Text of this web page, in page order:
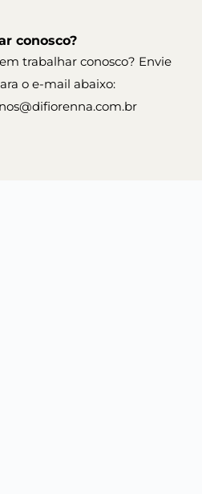
conosco?
trabalhar conosco? Envie
o e-mail abaixo: